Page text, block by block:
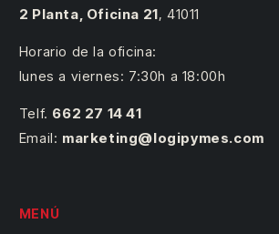
2 Planta, Oficina 21, 41011
Horario de la oficina:
lunes a viernes: 7:30h a 18:00h
Telf. 662 27 14 41
Email: marketing@logipymes.com
MENÚ